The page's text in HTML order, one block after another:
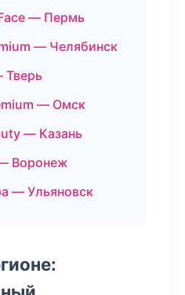
— Пермь
— Челябинск
Тверь
— Омск
— Казань
Воронеж
— Ульяновск